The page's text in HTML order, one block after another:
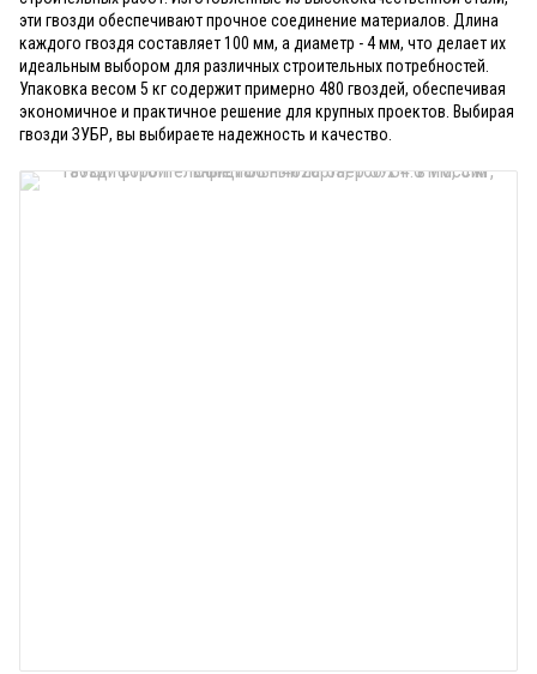
эти гвозди обеспечивают прочное соединение материалов. Длина
каждого гвоздя составляет 100 мм, а диаметр - 4 мм, что делает их
идеальным выбором для различных строительных потребностей.
Упаковка весом 5 кг содержит примерно 480 гвоздей, обеспечивая
экономичное и практичное решение для крупных проектов. Выбирая
гвозди ЗУБР, вы выбираете надежность и качество.